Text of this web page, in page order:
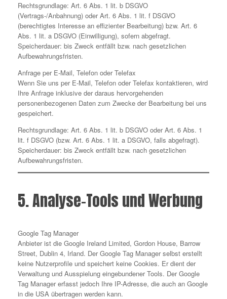
Rechtsgrundlage: Art. 6 Abs. 1 lit. b DSGVO
(Vertrags-/Anbahnung) oder Art. 6 Abs. 1 lit. f DSGVO
(berechtigtes Interesse an effizienter Bearbeitung) bzw. Art. 6
Abs. 1 lit. a DSGVO (Einwilligung), sofern abgefragt.
Speicherdauer: bis Zweck entfällt bzw. nach gesetzlichen
Aufbewahrungsfristen.
Anfrage per E-Mail, Telefon oder Telefax
Wenn Sie uns per E-Mail, Telefon oder Telefax kontaktieren, wird
Ihre Anfrage inklusive der daraus hervorgehenden
personenbezogenen Daten zum Zwecke der Bearbeitung bei uns
gespeichert.
Rechtsgrundlage: Art. 6 Abs. 1 lit. b DSGVO oder Art. 6 Abs. 1
lit. f DSGVO (bzw. Art. 6 Abs. 1 lit. a DSGVO, falls abgefragt).
Speicherdauer: bis Zweck entfällt bzw. nach gesetzlichen
Aufbewahrungsfristen.
5. Analyse-Tools und Werbung
Google Tag Manager
Anbieter ist die Google Ireland Limited, Gordon House, Barrow
Street, Dublin 4, Irland. Der Google Tag Manager selbst erstellt
keine Nutzerprofile und speichert keine Cookies. Er dient der
Verwaltung und Ausspielung eingebundener Tools. Der Google
Tag Manager erfasst jedoch Ihre IP-Adresse, die auch an Google
in die USA übertragen werden kann.